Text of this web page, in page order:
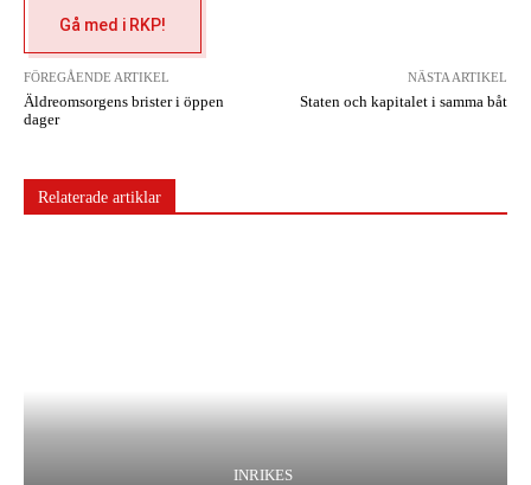
Gå med i RKP!
FÖREGÅENDE ARTIKEL
Äldreomsorgens brister i öppen
dager
NÄSTA ARTIKEL
Staten och kapitalet i samma båt
Relaterade artiklar
INRIKES